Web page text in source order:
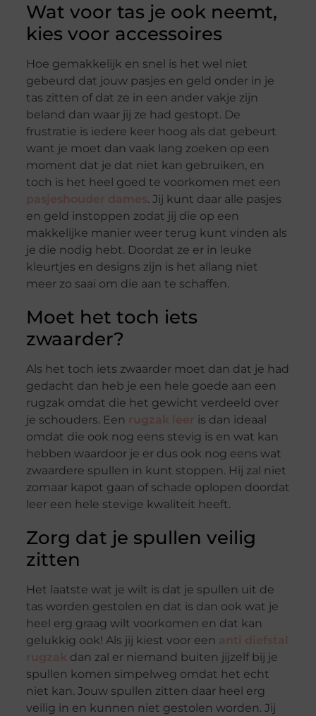
Wat voor tas je ook neemt,
kies voor accessoires
Hoe gemakkelijk en snel is het wel niet
gebeurd dat jouw pasjes en geld onder in je
tas zitten of dat ze in een ander vakje zijn
beland dan waar jij ze had gestopt. De
frustratie is iedere keer hoog als dat gebeurt
want je moet dan vaak lang zoeken op een
moment dat je dat niet kan gebruiken, en
toch is het heel goed te voorkomen met een
pasjeshouder dames. Jij kunt daar alle pasjes
en geld instoppen zodat jij die op een
makkelijke manier weer terug kunt vinden als
je die nodig hebt. Doordat ze er in leuke
kleurtjes en designs zijn is het allang niet
meer zo saai om die aan te schaffen.
Moet het toch iets
zwaarder?
Als het toch iets zwaarder moet dan dat je had
gedacht dan heb je een hele goede aan een
rugzak omdat die het gewicht verdeeld over
je schouders. Een rugzak leer is dan ideaal
omdat die ook nog eens stevig is en wat kan
hebben waardoor je er dus ook nog eens wat
zwaardere spullen in kunt stoppen. Hij zal niet
zomaar kapot gaan of schade oplopen doordat
leer een hele stevige kwaliteit heeft.
Zorg dat je spullen veilig
zitten
Het laatste wat je wilt is dat je spullen uit de
tas worden gestolen en dat is dan ook wat je
heel erg graag wilt voorkomen en dat kan
gelukkig ook! Als jij kiest voor een anti diefstal
rugzak dan zal er niemand buiten jijzelf bij je
spullen komen simpelweg omdat het echt
niet kan. Jouw spullen zitten daar heel erg
veilig in en kunnen niet gestolen worden. Jij